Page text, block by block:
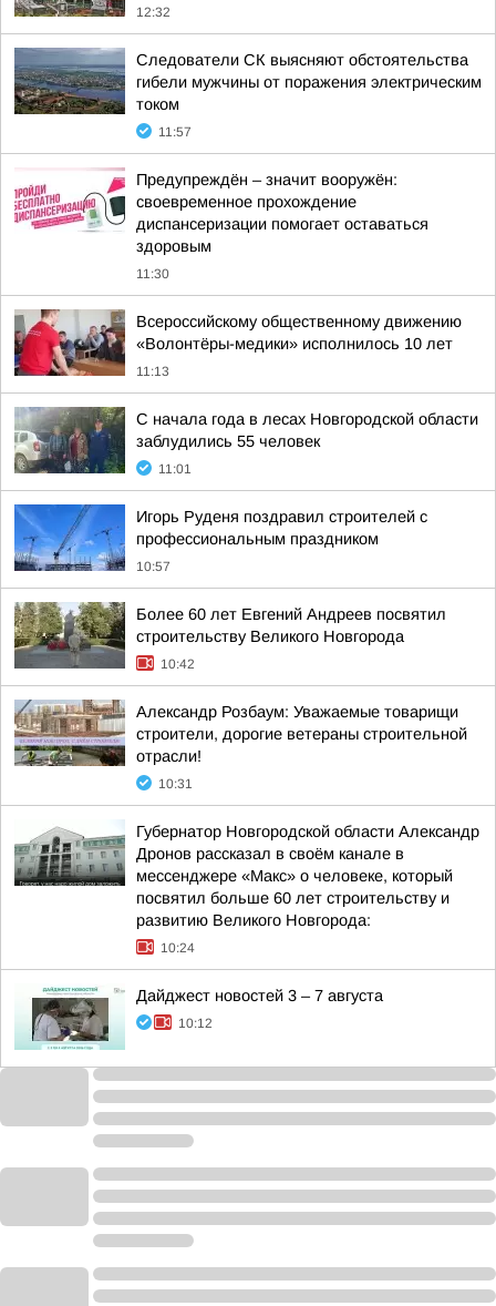
12:32
Следователи СК выясняют обстоятельства
гибели мужчины от поражения электрическим
током
11:57
Предупреждён – значит вооружён:
своевременное прохождение
диспансеризации помогает оставаться
здоровым
11:30
Всероссийскому общественному движению
«Волонтёры-медики» исполнилось 10 лет
11:13
С начала года в лесах Новгородской области
заблудились 55 человек
11:01
Игорь Руденя поздравил строителей с
профессиональным праздником
10:57
Более 60 лет Евгений Андреев посвятил
строительству Великого Новгорода
10:42
Александр Розбаум: Уважаемые товарищи
строители, дорогие ветераны строительной
отрасли!
10:31
Губернатор Новгородской области Александр
Дронов рассказал в своём канале в
мессенджере «Макс» о человеке, который
посвятил больше 60 лет строительству и
развитию Великого Новгорода:
10:24
Дайджест новостей 3 – 7 августа
10:12